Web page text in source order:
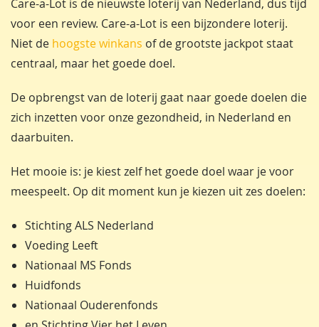
Care-a-Lot is de nieuwste loterij van Nederland, dus tijd
voor een review. Care-a-Lot is een bijzondere loterij.
Niet de hoogste winkans of de grootste jackpot staat
centraal, maar het goede doel.
De opbrengst van de loterij gaat naar goede doelen die
zich inzetten voor onze gezondheid, in Nederland en
daarbuiten.
Het mooie is: je kiest zelf het goede doel waar je voor
meespeelt. Op dit moment kun je kiezen uit zes doelen:
Stichting ALS Nederland
Voeding Leeft
Nationaal MS Fonds
Huidfonds
Nationaal Ouderenfonds